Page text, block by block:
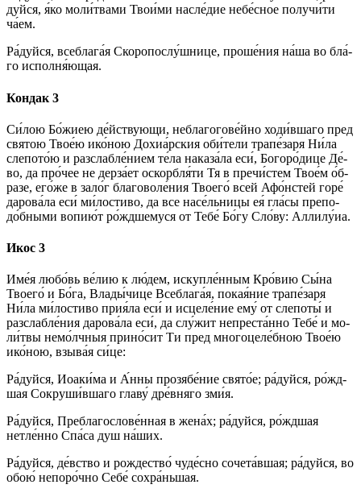
дуй­ся, я́ко мо­ли́т­ва­ми Тво­и́ми насле́дие не­бе́с­ное получи́ти
ча́ем.
Ра́­дуй­ся, всеблага́я Скоропослу́шнице, про­ше́­ния на́­ша во бла́­
го исполня́ющая.
Кондак 3
Си́­лою Бо́­жиею де́йствующи, неблагогове́йно ходи́вшаго пред
свя­тою Твое́ю ико́­ною Дохиа́рския оби́­те­ли трапе́заря Ни́ла
слепото́ю и разслабле́нием те́­ла наказа́ла еси́, Бо­го­ро́­ди­це Де́­
во, да про́чее не дерза́ет оскорбля́ти Тя в пречи́стем Тво­е́м о́б­
ра­зе, его́­же в зало́г бла­го­во­ле́­ния Тво­его́ всей Афо́нстей го­ре́
да­ро­ва́­ла еси́ ми́­ло­сти­во, да все насе́льницы ея́ гла́сы пре­по­
до́б­ны­ми во­пи­ю́т ро́ждшемуся от Те­бе́ Бо́­гу Сло́­ву: Алли­лу́иа.
Икос 3
Име́я лю­бо́вь ве́­лию к лю́­дем, искупле́нным Кро́­вию Сы́­на
Тво­его́ и Бо́­га, Вла­ды́­чи­це Всеблага́я, по­кая́­ние трапе́заря
Ни́ла ми́­ло­сти­во прия́ла еси́ и ис­це­ле́­ние ему́ от слепоты́ и
разслабле́ния да­ро­ва́­ла еси́, да слу́жит непреста́нно Те­бе́ и мо­
ли́т­вы немо́лчныя прино́сит Ти пред многоцеле́бною Твое́ю
ико́­ною, взы­ва́я си́­це:
Ра́­дуй­ся, Иоаки́ма и А́нны прозябе́ние свято́е; ра́­дуй­ся, ро́жд­
шая Сокруши́вшаго гла­ву́ дре́в­ня­го зми́я.
Ра́­дуй­ся, Преблагослове́нная в же­на́х; ра́­дуй­ся, ро́жд­шая
нетле́нно Спа́­са душ на́­ших.
Ра́­дуй­ся, де́вство и рождество́ чу­де́с­но сочета́вшая; ра́­дуй­ся, во
обою́ непоро́чно Се­бе́ сохра́ньшая.